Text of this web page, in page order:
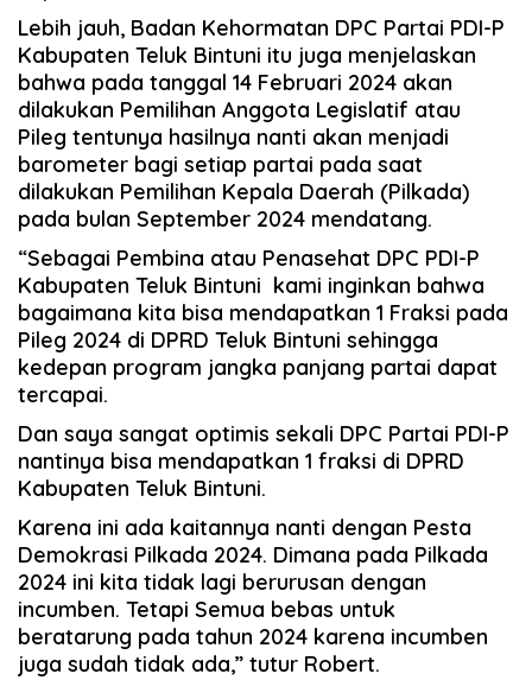
Lebih jauh, Badan Kehormatan DPC Partai PDI-P
Kabupaten Teluk Bintuni itu juga menjelaskan
bahwa pada tanggal 14 Februari 2024 akan
dilakukan Pemilihan Anggota Legislatif atau
Pileg tentunya hasilnya nanti akan menjadi
barometer bagi setiap partai pada saat
dilakukan Pemilihan Kepala Daerah (Pilkada)
pada bulan September 2024 mendatang.
“Sebagai Pembina atau Penasehat DPC PDI-P
Kabupaten Teluk Bintuni kami inginkan bahwa
bagaimana kita bisa mendapatkan 1 Fraksi pada
Pileg 2024 di DPRD Teluk Bintuni sehingga
kedepan program jangka panjang partai dapat
tercapai.
Dan saya sangat optimis sekali DPC Partai PDI-P
nantinya bisa mendapatkan 1 fraksi di DPRD
Kabupaten Teluk Bintuni.
Karena ini ada kaitannya nanti dengan Pesta
Demokrasi Pilkada 2024. Dimana pada Pilkada
2024 ini kita tidak lagi berurusan dengan
incumben. Tetapi Semua bebas untuk
beratarung pada tahun 2024 karena incumben
juga sudah tidak ada,” tutur Robert.